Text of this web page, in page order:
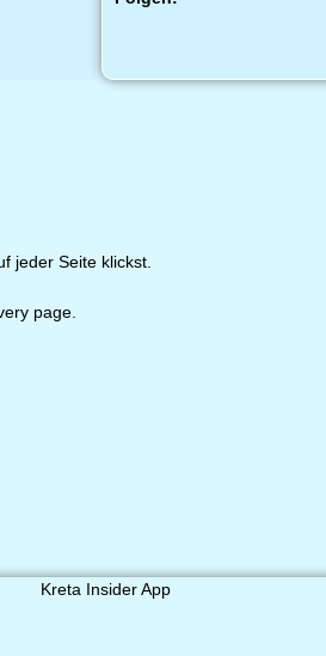
jeder Seite klickst.
page.